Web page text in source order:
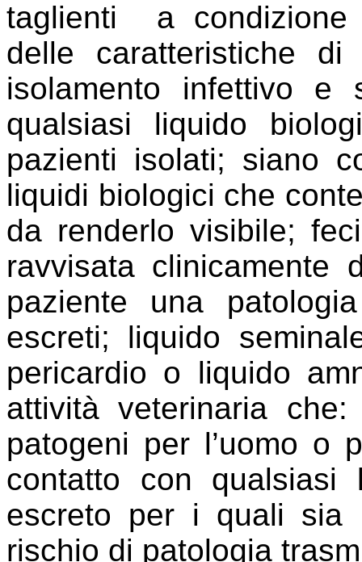
taglienti
a
delle caratteristiche
isolamento infettivo e
qualsiasi liquido
pazienti isolati; siano
liquidi biologici che
da renderlo visibile;
ravvisata
paziente una
escreti; liquido
pericardio o liquido
attività veterinaria
patogeni per l’uomo o
contatto con qualsiasi
escreto per i quali sia
rischio di patologia